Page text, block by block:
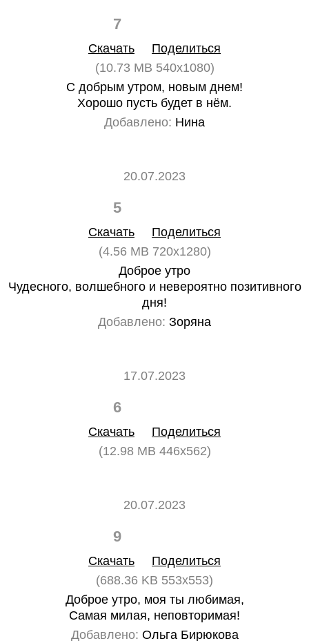
7
Скачать
Поделиться
(10.73 MB 540x1080)
С добрым утром, новым днем!
Хорошо пусть будет в нём.
Добавлено: Нина
20.07.2023
5
Скачать
Поделиться
(4.56 MB 720x1280)
Доброе утро
Чудесного, волшебного и невероятно позитивного
дня!
Добавлено: Зоряна
17.07.2023
6
Скачать
Поделиться
(12.98 MB 446x562)
20.07.2023
9
Скачать
Поделиться
(688.36 KB 553x553)
Доброе утро, моя ты любимая,
Самая милая, неповторимая!
Добавлено: Ольга Бирюкова